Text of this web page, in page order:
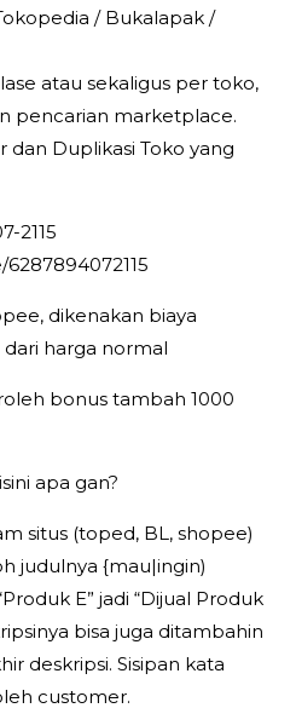
/ Bukalapak /
atau sekaligus per toko,
pencarian marketplace.
Duplikasi Toko yang
2115
dikenakan biaya
harga normal
bonus tambah 1000
apa gan?
situs (toped, BL, shopee)
judulnya {mau|ingin)
E” jadi “Dijual Produk
bisa juga ditambahin
deskripsi. Sisipan kata
customer.